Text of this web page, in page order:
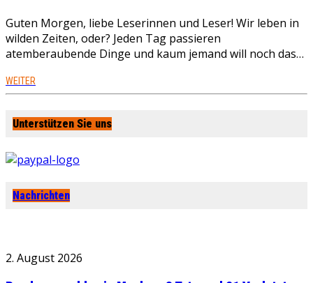
Guten Morgen, liebe Leserinnen und Leser! Wir leben in
wilden Zeiten, oder? Jeden Tag passieren
atemberaubende Dinge und kaum jemand will noch das…
WEITER
Unterstützen Sie uns
Nachrichten
2. August 2026